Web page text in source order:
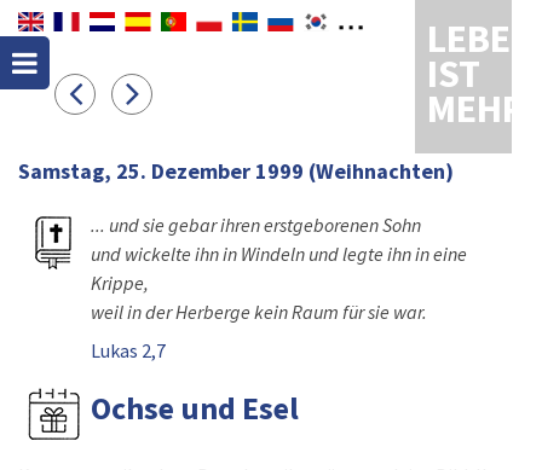
LEBEN
IST
MEHR
Samstag, 25. Dezember 1999 (Weihnachten)
... und sie gebar ihren erstgeborenen Sohn
und wickelte ihn in Windeln und legte ihn in eine
Krippe,
weil in der Herberge kein Raum für sie war.
Lukas 2,7
Ochse und Esel